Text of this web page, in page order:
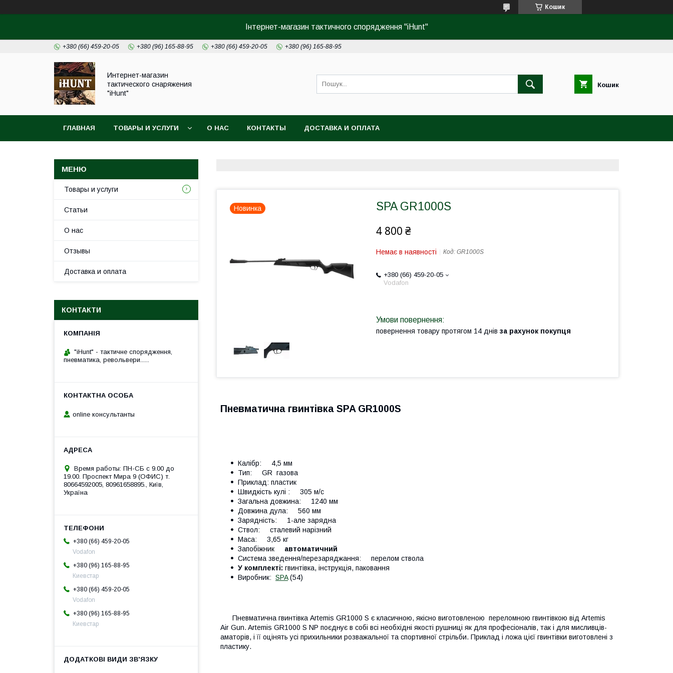
Кошик
Інтернет-магазин тактичного спорядження "iHunt"
+380 (66) 459-20-05 +380 (96) 165-88-95 +380 (66) 459-20-05 +380 (96) 165-88-95
Интернет-магазин
тактического снаряжения
"iHunt"
Кошик
ГЛАВНАЯ ТОВАРЫ И УСЛУГИ О НАС КОНТАКТЫ ДОСТАВКА И ОПЛАТА
Новинка SPA GR1000S
4 800 ₴
Немає в наявності Код: GR1000S
+380 (66) 459-20-05
Vodafon
повернення товару протягом 14 днів за рахунок покупця
Пневматична гвинтівка SPA GR1000S
Калібр: 4,5 мм
Тип: GR газова
Приклад: пластик
Швидкість кулі : 305 м/с
Загальна довжина: 1240 мм
Довжина дула: 560 мм
Зарядність: 1-але зарядна
Ствол: сталевий нарізний
Маса: 3,65 кг
Запобіжник автоматичний
Система зведення/перезаряджання: перелом ствола
У комплекті: гвинтівка, інструкція, паковання
Виробник: SPA(54)
Пневматична гвинтівка Artemis GR1000 S є класичною, якісно виготовленою переломною гвинтівкою від Artemis
Air Gun. Artemis GR1000 S NP поєднує в собі всі необхідні якості рушниці як для професіоналів, так і для мисливців-
аматорів, і її оцінять усі прихильники розважальної та спортивної стрільби. Приклад і ложа цієї гвинтівки виготовлені з
пластику.
Товары и услуги
Статьи
О нас
Отзывы
Доставка и оплата
КОНТАКТИ
"iHunt" - тактичне спорядження,
пневматика, револьвери......
online консультанты
Время работы: ПН-СБ с 9.00 до
19.00. Проспект Мира 9 (ОФИС) т.
80664592005, 80961658895., Київ,
Україна
+380 (66) 459-20-05
Vodafon
+380 (96) 165-88-95
Киевстар
+380 (66) 459-20-05
Vodafon
+380 (96) 165-88-95
Киевстар